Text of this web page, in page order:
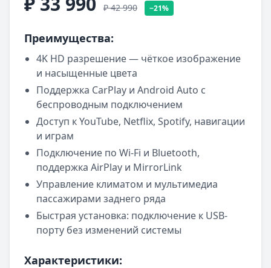
₽ 42 990 −21%
Преимущества:
4K HD разрешение — чёткое изображение
и насыщенные цвета
Поддержка CarPlay и Android Auto с
беспроводным подключением
Доступ к YouTube, Netflix, Spotify, навигации
и играм
Подключение по Wi-Fi и Bluetooth,
поддержка AirPlay и MirrorLink
Управление климатом и мультимедиа
пассажирами заднего ряда
Быстрая установка: подключение к USB-
порту без изменений системы
Характеристики: